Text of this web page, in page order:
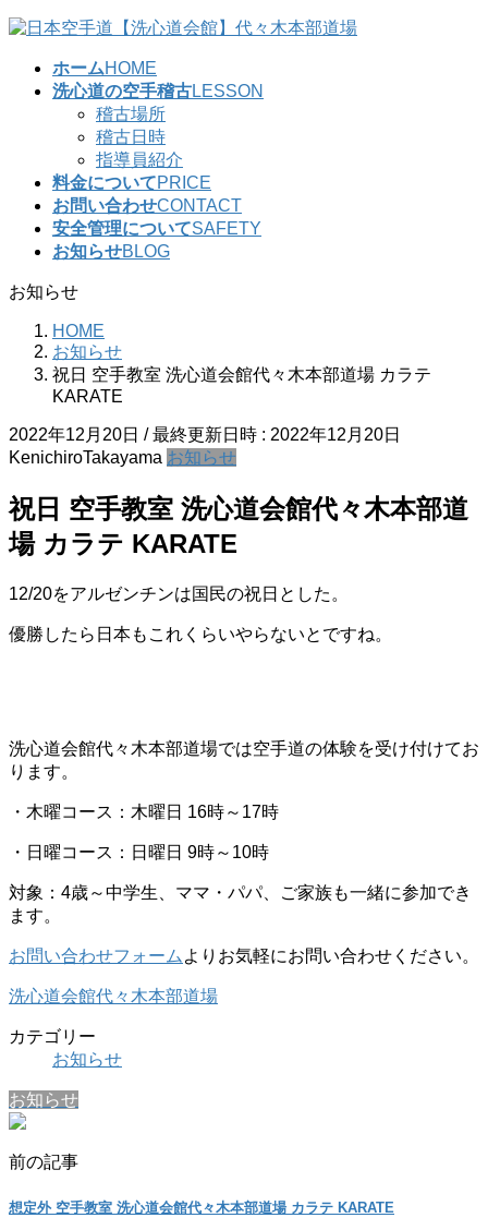
コ
ナ
ホームHOME
洗心道の空手稽古LESSON
稽古場所
稽古日時
指導員紹介
料金についてPRICE
お問い合わせCONTACT
安全管理についてSAFETY
お知らせBLOG
お知らせ
HOME
お知らせ
祝日 空手教室 洗心道会館代々木本部道場 カラテ
KARATE
2022年12月20日 / 最終更新日時 : 2022年12月20日
KenichiroTakayama お知らせ
祝日 空手教室 洗心道会館代々木本部道
場 カラテ KARATE
12/20をアルゼンチンは国民の祝日とした。
優勝したら日本もこれくらいやらないとですね。
洗心道会館代々木本部道場では空手道の体験を受け付けてお
ります。
・木曜コース：木曜日 16時～17時
・日曜コース：日曜日 9時～10時
対象：4歳～中学生、ママ・パパ、ご家族も一緒に参加でき
ます。
お問い合わせフォーム よりお気軽にお問い合わせください。
洗心道会館代々木本部道場
カテゴリー
お知らせ
お知らせ
前の記事
想定外 空手教室 洗心道会館代々木本部道場 カラテ KARATE